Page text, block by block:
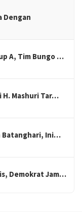
Dengan
A, Tim Bungo …
H. Mashuri Tar…
Batanghari, Ini…
Demokrat Jam…